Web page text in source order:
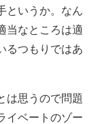
というか。なん
当なところは適
るつもりではあ
は思うので問題
イベートのゾー